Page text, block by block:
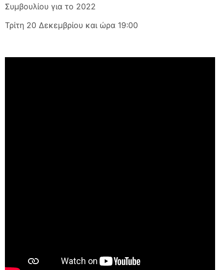
Συμβουλίου για το 2022
Τρίτη 20 Δεκεμβρίου και ώρα 19:00